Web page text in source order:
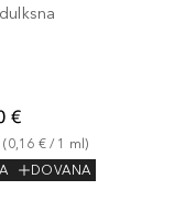
€
(0,16 € / 1 ml)
DOVANA